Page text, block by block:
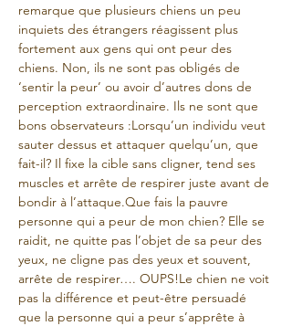
remarque que plusieurs chiens un peu
inquiets des étrangers réagissent plus
fortement aux gens qui ont peur des
chiens. Non, ils ne sont pas obligés de
‘sentir la peur’ ou avoir d’autres dons de
perception extraordinaire. Ils ne sont que
bons observateurs :Lorsqu’un individu veut
sauter dessus et attaquer quelqu’un, que
fait-il? Il fixe la cible sans cligner, tend ses
muscles et arrête de respirer juste avant de
bondir à l’attaque.Que fais la pauvre
personne qui a peur de mon chien? Elle se
raidit, ne quitte pas l’objet de sa peur des
yeux, ne cligne pas des yeux et souvent,
arrête de respirer…. OUPS!Le chien ne voit
pas la différence et peut-être persuadé
que la personne qui a peur s’apprête à